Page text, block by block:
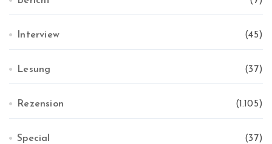
Interview (45)
Lesung (37)
Rezension (1.105)
Special (37)